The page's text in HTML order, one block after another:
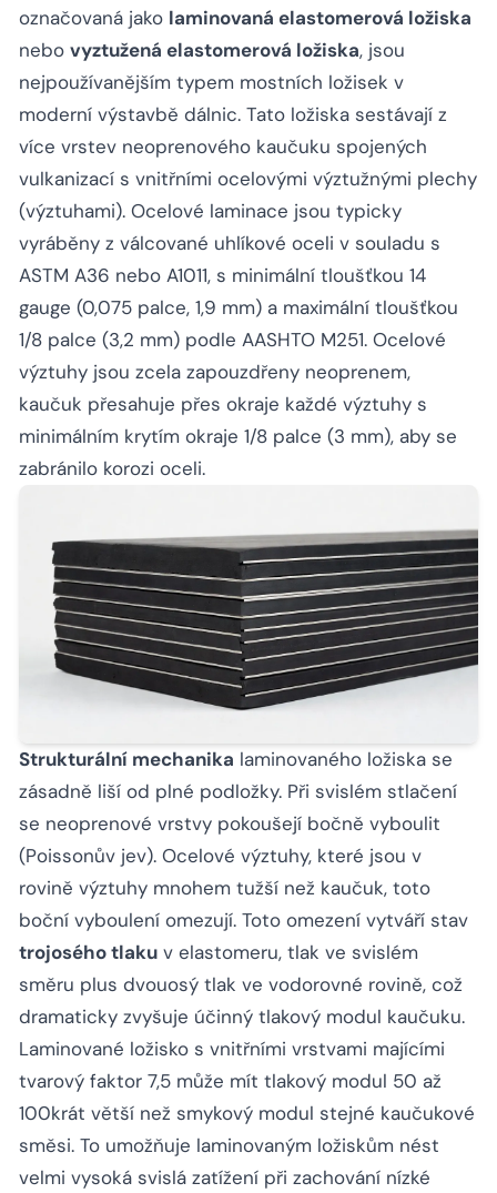
označovaná jako laminovaná elastomerová ložiska
nebo vyztužená elastomerová ložiska, jsou
nejpoužívanějším typem mostních ložisek v
moderní výstavbě dálnic. Tato ložiska sestávají z
více vrstev neoprenového kaučuku spojených
vulkanizací s vnitřními ocelovými výztužnými plechy
(výztuhami). Ocelové laminace jsou typicky
vyráběny z válcované uhlíkové oceli v souladu s
ASTM A36 nebo A1011, s minimální tloušťkou 14
gauge (0,075 palce, 1,9 mm) a maximální tloušťkou
1/8 palce (3,2 mm) podle AASHTO M251. Ocelové
výztuhy jsou zcela zapouzdřeny neoprenem,
kaučuk přesahuje přes okraje každé výztuhy s
minimálním krytím okraje 1/8 palce (3 mm), aby se
zabránilo korozi oceli.
Strukturální mechanika laminovaného ložiska se
zásadně liší od plné podložky. Při svislém stlačení
se neoprenové vrstvy pokoušejí bočně vyboulit
(Poissonův jev). Ocelové výztuhy, které jsou v
rovině výztuhy mnohem tužší než kaučuk, toto
boční vyboulení omezují. Toto omezení vytváří stav
trojosého tlaku v elastomeru, tlak ve svislém
směru plus dvouosý tlak ve vodorovné rovině, což
dramaticky zvyšuje účinný tlakový modul kaučuku.
Laminované ložisko s vnitřními vrstvami majícími
tvarový faktor 7,5 může mít tlakový modul 50 až
100krát větší než smykový modul stejné kaučukové
směsi. To umožňuje laminovaným ložiskům nést
velmi vysoká svislá zatížení při zachování nízké